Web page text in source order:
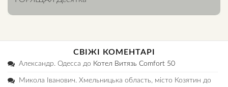
СВІЖІ КОМЕНТАРІ
Александр. Одесса до Котел Витязь Comfort 50
Микола Іванович. Хмельницька область, місто Козятин до